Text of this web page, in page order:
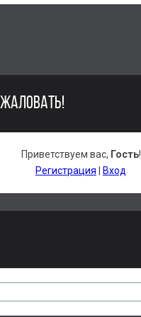
Приветствуем вас, Гость!
Регистрация
Вход